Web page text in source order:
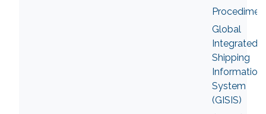
Global
Integrated
Shipping
Information
System
(GISIS)